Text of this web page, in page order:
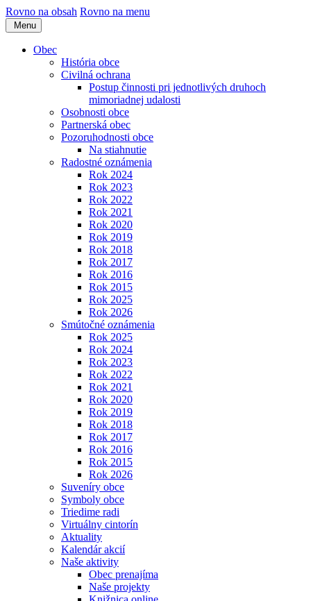
Rovno na obsah Rovno na menu
Menu
Obec
História obce
Civilná ochrana
Postup činnosti pri jednotlivých druhoch
mimoriadnej udalosti
Osobnosti obce
Partnerská obec
Pozoruhodnosti obce
Na stiahnutie
Radostné oznámenia
Rok 2024
Rok 2023
Rok 2022
Rok 2021
Rok 2020
Rok 2019
Rok 2018
Rok 2017
Rok 2016
Rok 2015
Rok 2025
Rok 2026
Smútočné oznámenia
Rok 2025
Rok 2024
Rok 2023
Rok 2022
Rok 2021
Rok 2020
Rok 2019
Rok 2018
Rok 2017
Rok 2016
Rok 2015
Rok 2026
Suveníry obce
Symboly obce
Triedime radi
Virtuálny cintorín
Aktuality
Kalendár akcií
Naše aktivity
Obec prenajíma
Naše projekty